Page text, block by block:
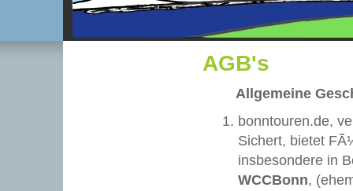
AGB's
Allgemeine
bonntouren.de,
Sichert, bietet
insbesondere in
WCCBonn,